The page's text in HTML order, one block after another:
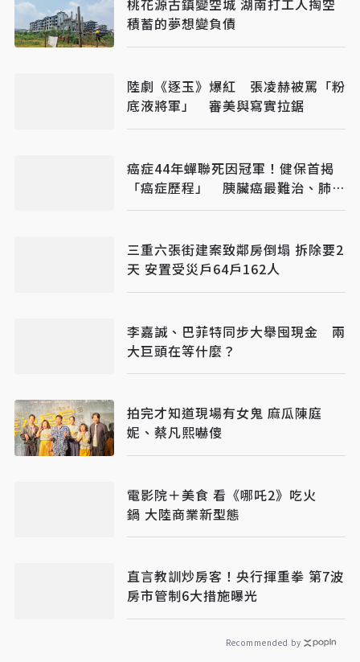
桃花源古鎮變空城 湖南打工人掏空
積蓄的夢想變負債
陸劇《逐玉》爆紅 張凌赫被罵「粉
底液將軍」 審美與寫實拉鋸
癌症44年蟬聯死因冠軍！健保首揭
「癌症歷程」 胰臟癌最難治、肺癌
驚見院際差41.8個百分點
三重六張街建案致鄰房倒塌 拆除要2
天 安置受災戶64戶162人
李嘉誠、巴菲特同步大舉囤現金 兩
大巨頭在等什麼？
拍完才知道現場有女鬼 麻瓜陳庭
妮、蔡凡熙嚇傻
電影院＋美食 看《哪吒2》吃火
鍋 大陸商業新型態
直言教訓炒房客！央行揮重拳 第7波
房市管制6大措施曝光
Recommended by